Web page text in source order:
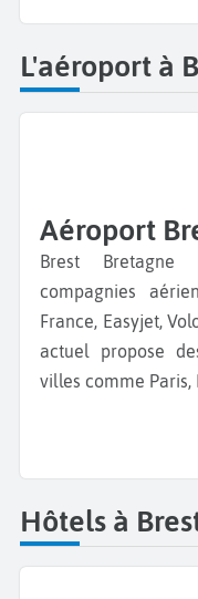
L'aéroport à
Aéroport
Brest
compagnies
France, Easyjet,
actuel propose
villes comme Paris,
Hôtels à